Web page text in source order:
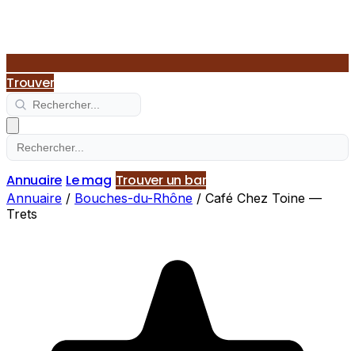
Trouver
Annuaire Le mag Trouver un bar
Annuaire / Bouches-du-Rhône / Café Chez Toine —
Trets